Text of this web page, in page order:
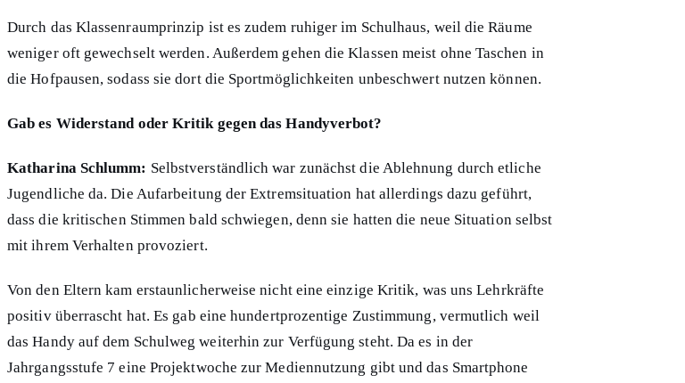
Durch das Klassenraumprinzip ist es zudem ruhiger im Schulhaus, weil die Räume
weniger oft gewechselt werden. Außerdem gehen die Klassen meist ohne Taschen in
die Hofpausen, sodass sie dort die Sportmöglichkeiten unbeschwert nutzen können.
Gab es Widerstand oder Kritik gegen das Handyverbot?
Katharina Schlumm: Selbstverständlich war zunächst die Ablehnung durch etliche
Jugendliche da. Die Aufarbeitung der Extremsituation hat allerdings dazu geführt,
dass die kritischen Stimmen bald schwiegen, denn sie hatten die neue Situation selbst
mit ihrem Verhalten provoziert.
Von den Eltern kam erstaunlicherweise nicht eine einzige Kritik, was uns Lehrkräfte
positiv überrascht hat. Es gab eine hundertprozentige Zustimmung, vermutlich weil
das Handy auf dem Schulweg weiterhin zur Verfügung steht. Da es in der
Jahrgangsstufe 7 eine Projektwoche zur Mediennutzung gibt und das Smartphone